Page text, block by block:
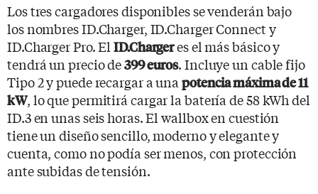
Los tres cargadores disponibles se venderán bajo
los nombres ID.Charger, ID.Charger Connect y
ID.Charger Pro. ElID.Chargeres el más básico y
tendrá un precio de399 euros. Incluye un cable fijo
Tipo 2 y puede recargar a una potencia máxima de 11
kW, lo que permitirá cargar la batería de 58 kWh del
ID.3 en unas seis horas. El wallbox en cuestión
tiene un diseño sencillo, moderno y elegante y
cuenta, como no podía ser menos, con protección
ante subidas de tensión.